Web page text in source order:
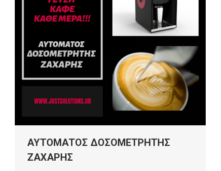
ΑΥΤΟΜΑΤΟΣ ΔΟΣΟΜΕΤΡΗΤΗΣ
ΖΑΧΑΡΗΣ